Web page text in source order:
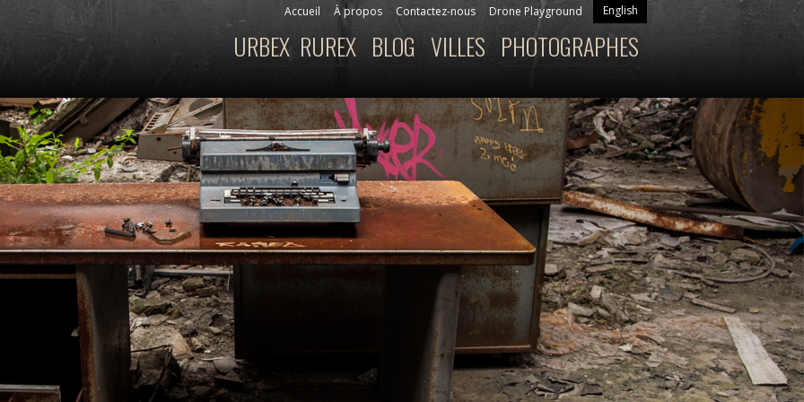
English
Accueil À propos Contactez-nous Drone Playground
Menu principal PHOTOGRAPHES
VILLES
BLOG
RUREX
URBEX